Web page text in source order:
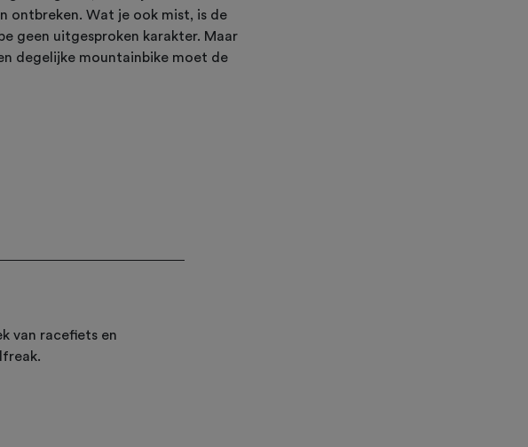
ontbreken. Wat je ook mist, is de
geen uitgesproken karakter. Maar
degelijke mountainbike moet de
van racefiets en